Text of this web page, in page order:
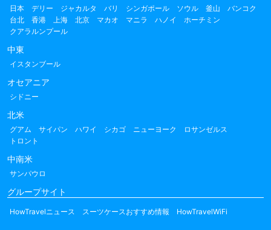
日本 デリー ジャカルタ バリ シンガポール ソウル 釜山
バンコク
台北
香港 上海 北京 マカオ マニラ ハノイ
ホーチミン
クアラルンプール
中東
イスタンブール
オセアニア
シドニー
北米
グアム サイパン ハワイ シカゴ ニューヨーク
ロサンゼルス
トロント
中南米
サンパウロ
グループサイト
HowTravelニュース スーツケースおすすめ情報 HowTravelWiFi